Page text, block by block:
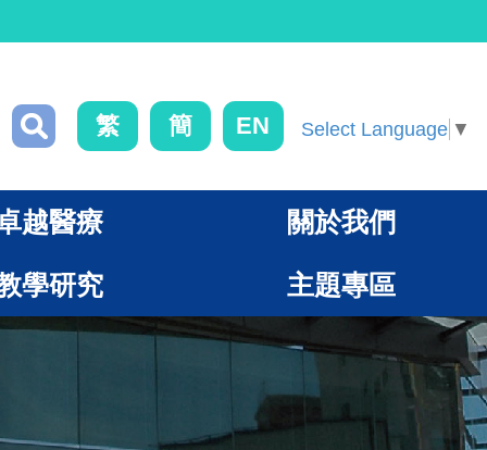
繁 簡 EN Select Language ▼
越醫療 關於我們
學研究 主題專區